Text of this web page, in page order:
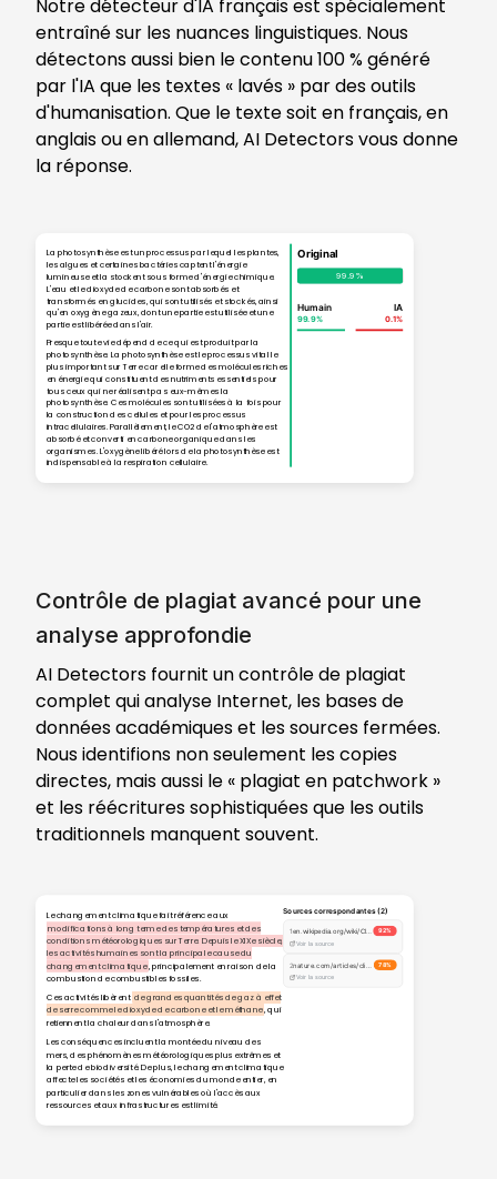
Notre détecteur d'IA français est spécialement
entraîné sur les nuances linguistiques. Nous
détectons aussi bien le contenu 100 % généré
par l'IA que les textes « lavés » par des outils
d'humanisation. Que le texte soit en français, en
anglais ou en allemand, AI Detectors vous donne
la réponse.
La photosynthèse est un processus par lequel les plantes,
les algues et certaines bactéries captent l'énergie
lumineuse et la stockent sous forme d'énergie chimique.
L'eau et le dioxyde de carbone sont absorbés et
transformés en glucides, qui sont utilisés et stockés, ainsi
qu'en oxygène gazeux, dont une partie est utilisée et une
partie est libérée dans l'air.
Presque toute vie dépend de ce qui est produit par la
photosynthèse. La photosynthèse est le processus vital le
plus important sur Terre car elle forme des molécules riches
en énergie qui constituent des nutriments essentiels pour
tous ceux qui ne réalisent pas eux-mêmes la
photosynthèse. Ces molécules sont utilisées à la fois pour
la construction des cellules et pour les processus
intracellulaires. Parallèlement, le CO2 de l'atmosphère est
absorbé et converti en carbone organique dans les
organismes. L'oxygène libéré lors de la photosynthèse est
indispensable à la respiration cellulaire.
Original
99.9%
Humain
99.9%
IA
0.1%
Contrôle de plagiat avancé pour une
analyse approfondie
AI Detectors fournit un contrôle de plagiat
complet qui analyse Internet, les bases de
données académiques et les sources fermées.
Nous identifions non seulement les copies
directes, mais aussi le « plagiat en patchwork »
et les réécritures sophistiquées que les outils
traditionnels manquent souvent.
Le changement climatique fait référence aux
modifications à long terme des températures et des
conditions météorologiques sur Terre. Depuis le XIXe siècle,
les activités humaines sont la principale cause du
changement climatique, principalement en raison de la
combustion de combustibles fossiles.
Ces activités libèrent de grandes quantités de gaz à effet
de serre comme le dioxyde de carbone et le méthane, qui
retiennent la chaleur dans l'atmosphère.
Les conséquences incluent la montée du niveau des
mers, des phénomènes météorologiques plus extrêmes et
la perte de biodiversité. De plus, le changement climatique
affecte les sociétés et les économies du monde entier, en
particulier dans les zones vulnérables où l'accès aux
ressources et aux infrastructures est limité.
Sources correspondantes(2)
1 92%
Voir la source
2 78%
Voir la source